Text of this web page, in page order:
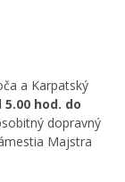
a Karpatský
5.00 hod. do
dopravný
Majstra